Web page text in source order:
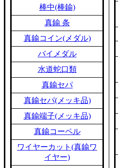
棒中(棒鍮)
真鍮 条
真鍮コイン(メダル)
バイメダル
水道蛇口類
真鍮セパ
真鍮セパ(メッキ品)
真鍮端子(メッキ品)
真鍮コーペル
ワイヤーカット(真鍮ワ
イヤー)